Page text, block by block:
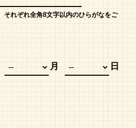
それぞれ全角8文字以内のひらがなをご
月 日